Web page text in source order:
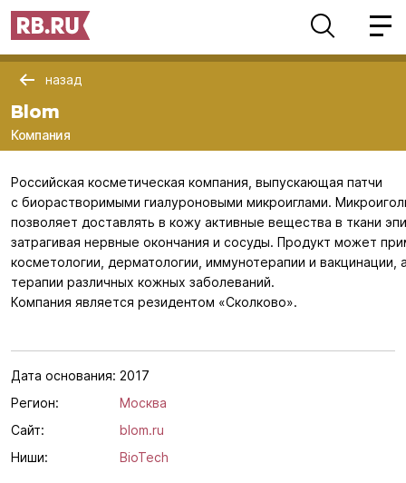
назад
Blom
Компания
Российская косметическая компания, выпускающая патчи
с биорастворимыми гиалуроновыми микроиглами.
позволяет доставлять в кожу активные вещества в ткани
затрагивая нервные окончания и сосуды. Продукт может
косметологии, дерматологии, иммунотерапии и вакцинации,
терапии различных кожных заболеваний.
Компания является резидентом «Сколково».
Дата основания: 2017
Регион:
Москва
Сайт:
blom.ru
Ниши:
BioTech